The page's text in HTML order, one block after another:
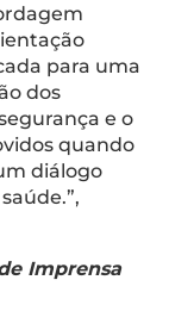
para uma
dos
e o
quando
diálogo
Imprensa